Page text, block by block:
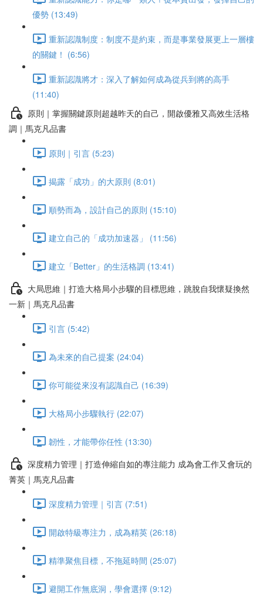
優勢 (13:49)
重新認識制度：制度不是約束，而是事業發展更上一層樓
的關鍵！ (6:56)
重新認識將才：深入了解如何成為從兵到將的高手
(11:40)
原則｜掌握關鍵原則超越昨天的自己，開啟優雅又高效生活格
調｜馬克凡品書
原則｜引言 (5:23)
揭露「成功」的大原則 (8:01)
順勢而為，設計自己的原則 (15:10)
建立自己的「成功加速器」 (11:56)
建立「Better」的生活格調 (13:41)
大局思維｜打造大格局小步驟的目標思維，跳脫自我懷疑換然
一新｜馬克凡品書
引言 (5:42)
為未來的自己提案 (24:04)
你可能從來沒有認識自己 (16:39)
大格局小步驟執行 (22:07)
韌性，才能帶你任性 (13:30)
深度精力管理｜打造伸縮自如的專注能力 成為會工作又會玩的
菁英｜馬克凡品書
深度精力管理｜引言 (7:51)
開啟特級專注力，成為精英 (26:18)
精準聚焦目標，不拖延時間 (25:07)
避開工作無底洞，學會選擇 (9:12)